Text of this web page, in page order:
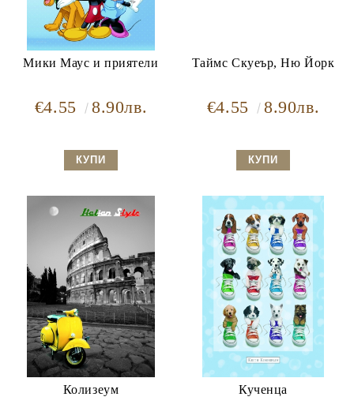
Мики Маус и приятели
€4.55 8.90лв.
Таймс Скуеър, Ню Йорк
€4.55 8.90лв.
Колизеум Кученца